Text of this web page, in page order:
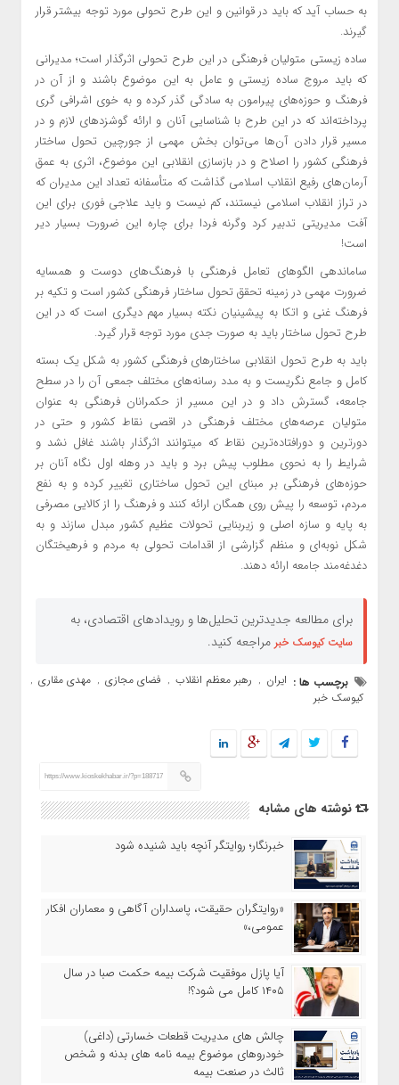
به حساب آید که باید در قوانین و این طرح تحولی مورد توجه بیشتر قرار
گیرند.
ساده زیستی متولیان فرهنگی در این طرح تحولی اثرگذار است؛ مدیرانی
که باید مروج ساده زیستی و عامل به این موضوع باشند و از آن در
فرهنگ و حوزه‌های پیرامون به سادگی گذر کرده و به خوی اشرافی گری
پرداخته‌اند که در این طرح با شناسایی آنان و ارائه گوشزد‌های لازم و در
مسیر قرار دادن آن‌ها می‌توان بخش مهمی از جورچین تحول ساختار
فرهنگی کشور را اصلاح و در بازسازی انقلابی این موضوع، اثری به عمق
آرمان‌های رفیع انقلاب اسلامی گذاشت که متأسفانه تعداد این مدیران که
در تراز انقلاب اسلامی نیستند، کم نیست و باید علاجی فوری برای این
آفت مدیریتی تدبیر کرد وگرنه فردا برای چاره این ضرورت بسیار دیر
است!
ساماندهی الگو‌های تعامل فرهنگی با فرهنگ‌های دوست و همسایه
ضرورت مهمی در زمینه تحقق تحول ساختار فرهنگی کشور است و تکیه بر
فرهنگ غنی و اتکا به پیشینیان نکته بسیار مهم دیگری است که در این
طرح تحول ساختار باید به صورت جدی مورد توجه قرار گیرد.
باید به طرح تحول انقلابی ساختار‌های فرهنگی کشور به شکل یک بسته
کامل و جامع نگریست و به مدد رسانه‌های مختلف جمعی آن را در سطح
جامعه، گسترش داد و در این مسیر از حکمرانان فرهنگی به عنوان
متولیان عرصه‌های مختلف فرهنگی در اقصی نقاط کشور و حتی در
دورترین و دورافتاده‌ترین نقاط که میتوانند اثرگذار باشند غافل نشد و
شرایط را به نحوی مطلوب پیش برد و باید در وهله اول نگاه آنان بر
حوزه‌های فرهنگی بر مبنای این تحول ساختاری تغییر کرده و به نفع
مردم، توسعه را پیش روی همگان ارائه کنند و فرهنگ را از کالایی مصرفی
به پایه و سازه اصلی و زیربنایی تحولات عظیم کشور مبدل سازند و به
شکل نوبه‌ای و منظم گزارشی از اقدامات تحولی به مردم و فرهیختگان
دغدغه‌مند جامعه ارائه دهند.
برای مطالعه جدیدترین تحلیل‌ها و رویدادهای اقتصادی، به
سایت کیوسک خبر مراجعه کنید.
برچسب ها : ایران , رهبر معظم انقلاب , فضای مجازی , مهدی مقاری ,
کیوسک خبر
https://www.kioskekhabar.ir/?p=188717
نوشته های مشابه
خبرنگار؛ روایتگر آنچه باید شنیده شود
«روایتگران حقیقت، پاسداران آگاهی و معماران افکار
عمومی،»
آیا پازل موفقیت شرکت بیمه حکمت صبا در سال
۱۴۰۵ کامل می شود؟!
چالش های مدیریت قطعات خسارتی (داغی)
خودروهای موضوع بیمه نامه های بدنه و شخص
ثالث در صنعت بیمه